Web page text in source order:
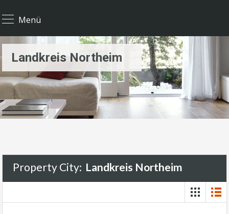
Menü
Landkreis Northeim
Property City: Landkreis Northeim